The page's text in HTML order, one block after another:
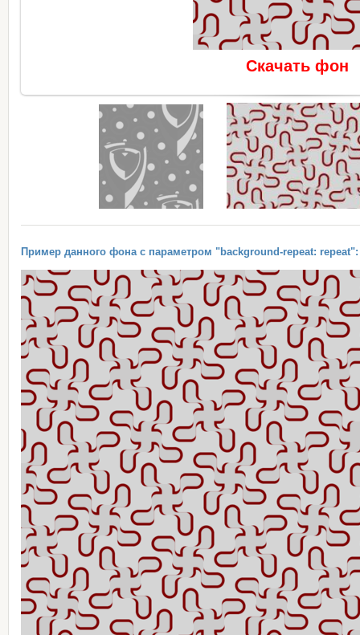
Скачать фон
Пример данного фона с параметром "background-repeat: repeat":